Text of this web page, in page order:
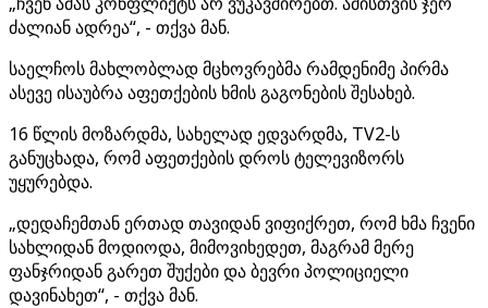
ძალიან ადრეა“, - თქვა მან.
საელჩოს მახლობლად მცხოვრებმა რამდენიმე პირმა
ასევე ისაუბრა აფეთქების ხმის გაგონების შესახებ.
16 წლის მოზარდმა, სახელად ედვარდმა, TV2-ს
განუცხადა, რომ აფეთქების დროს ტელევიზორს
უყურებდა.
„დედაჩემთან ერთად თავიდან ვიფიქრეთ, რომ ხმა ჩვენი
სახლიდან მოდიოდა, მიმოვიხედეთ, მაგრამ მერე
ფანჯრიდან გარეთ შუქები და ბევრი პოლიციელი
დავინახეთ“, - თქვა მან.